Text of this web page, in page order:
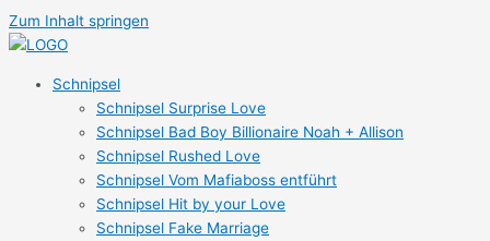
Zum Inhalt springen
Schnipsel
Schnipsel Surprise Love
Schnipsel Bad Boy Billionaire Noah + Allison
Schnipsel Rushed Love
Schnipsel Vom Mafiaboss entführt
Schnipsel Hit by your Love
Schnipsel Fake Marriage